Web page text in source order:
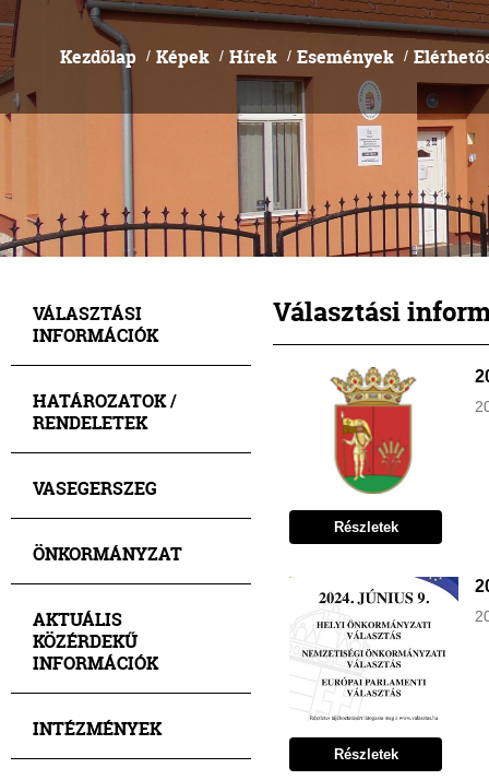
Kezdőlap / Képek / Hírek / Események /
VÁLASZTÁSI
INFORMÁCIÓK
HATÁROZATOK /
RENDELETEK
VASEGERSZEG
ÖNKORMÁNYZAT
AKTUÁLIS
KÖZÉRDEKŰ
INFORMÁCIÓK
INTÉZMÉNYEK
Választási
Részletek
Részletek